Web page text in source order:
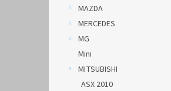
MAZDA
MERCEDES
MG
Mini
MITSUBISHI
ASX 2010